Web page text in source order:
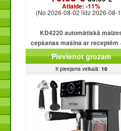
Atlaide: -11%
(No 2026-08-02 līdz 2026-08-
KD4220 automātiskā
cepšanas mašīna ar receptēm
programmām + saldējumu
Pievienot grozam
Ir pieejams veikalā: 10